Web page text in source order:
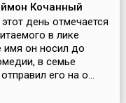
Кочанный
день отмечается
в лике
имя он носил до
в семье
его на о...